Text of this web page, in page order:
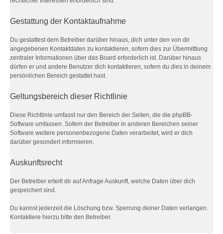
Gestattung der Kontaktaufnahme
Du gestattest dem Betreiber darüber hinaus, dich unter den von dir
angegebenen Kontaktdaten zu kontaktieren, sofern dies zur Übermittlung
zentraler Informationen über das Board erforderlich ist. Darüber hinaus
dürfen er und andere Benutzer dich kontaktieren, sofern du dies in deinem
persönlichen Bereich gestattet hast.
Geltungsbereich dieser Richtlinie
Diese Richtlinie umfasst nur den Bereich der Seiten, die die phpBB-
Software umfassen. Sofern der Betreiber in anderen Bereichen seiner
Software weitere personenbezogene Daten verarbeitet, wird er dich
darüber gesondert informieren.
Auskunftsrecht
Der Betreiber erteilt dir auf Anfrage Auskunft, welche Daten über dich
gespeichert sind.
Du kannst jederzeit die Löschung bzw. Sperrung deiner Daten verlangen.
Kontaktiere hierzu bitte den Betreiber.